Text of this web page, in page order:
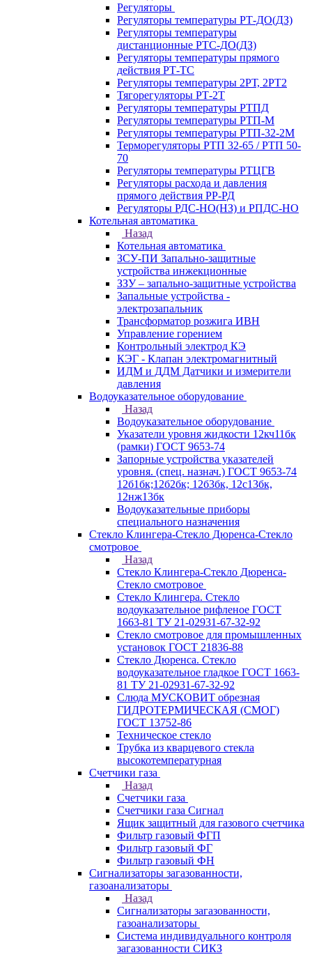
Регуляторы
Регуляторы температуры РТ-ДО(ДЗ)
Регуляторы температуры
дистанционные РТС-ДО(ДЗ)
Регуляторы температуры прямого
действия РТ-ТС
Регуляторы температуры 2РТ, 2РT2
Тягорегуляторы РТ-2Т
Регуляторы температуры РТПД
Регуляторы температуры РТП-M
Регуляторы температуры РТП-32-2М
Терморегуляторы РТП 32-65 / РТП 50-
70
Регуляторы температуры РТЦГВ
Регуляторы расхода и давления
прямого действия РР-РД
Регуляторы РДС-НО(НЗ) и РПДС-НО
Котельная автоматика
Назад
Котельная автоматика
ЗСУ-ПИ Запально-защитные
устройства инжекционные
ЗЗУ – запально-защитные устройства
Запальные устройства -
электрозапальник
Трансформатор розжига ИВН
Управление горением
Контрольный электрод КЭ
КЭГ - Клапан электромагнитный
ИДМ и ДДМ Датчики и измерители
давления
Водоуказательное оборудование
Назад
Водоуказательное оборудование
Указатели уровня жидкости 12кч11бк
(рамки) ГОСТ 9653-74
Запорные устройства указателей
уровня. (спец. назнач.) ГОСТ 9653-74
12б1бк;12б2бк; 12б3бк, 12с13бк,
12нж13бк
Водоуказательные приборы
специального назначения
Стекло Клингера-Стекло Дюренса-Стекло
смотровое
Назад
Стекло Клингера-Стекло Дюренса-
Стекло смотровое
Стекло Клингера. Стекло
водоуказательное рифленое ГОСТ
1663-81 ТУ 21-02931-67-32-92
Стекло смотровое для промышленных
установок ГОСТ 21836-88
Стекло Дюренса. Стекло
водоуказательное гладкое ГОСТ 1663-
81 ТУ 21-02931-67-32-92
Слюда МУСКОВИТ обрезная
ГИДРОТЕРМИЧЕСКАЯ (СМОГ)
ГОСТ 13752-86
Техническое стекло
Трубка из кварцевого стекла
высокотемпературная
Счетчики газа
Назад
Счетчики газа
Счетчики газа Сигнал
Ящик защитный для газового счетчика
Фильтр газовый ФГП
Фильтр газовый ФГ
Фильтр газовый ФН
Сигнализаторы загазованности,
газоанализаторы
Назад
Сигнализаторы загазованности,
газоанализаторы
Система индивидуального контроля
загазованности СИКЗ